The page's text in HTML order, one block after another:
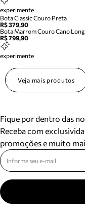
experimente
Bota Classic Couro Preta
R$ 379,90
Bota Marrom Couro Cano
R$ 799,90
experimente
Veja mais produtos
Fique por dentro das
Receba com
promoções e muito